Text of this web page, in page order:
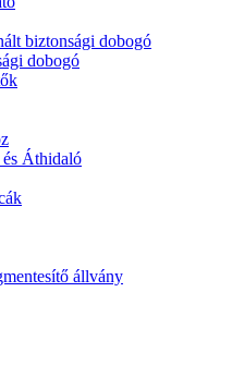
biztonsági dobogó
dobogó
Áthidaló
állvány